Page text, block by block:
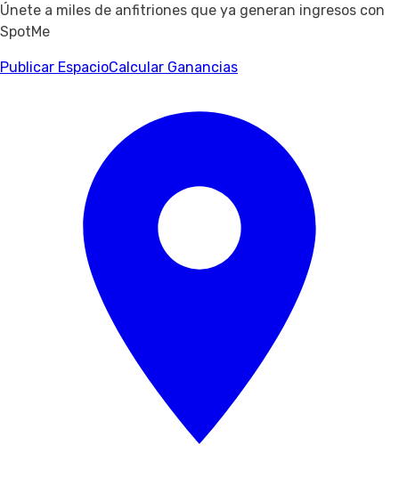
Únete a miles de anfitriones que ya generan ingresos con
SpotMe
Publicar EspacioCalcular Ganancias